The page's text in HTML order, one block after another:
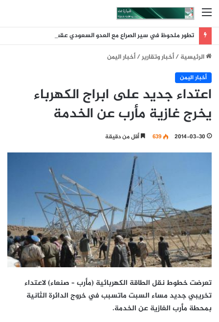
القائمة
الرئيسية/أخبار وتقارير/أخبار اليمن
أخبار اليمن
اعتداء جديد على ابراج الكهرباء
يخرج غازية مأرب عن الخدمة
2014-03-30
639 أقل من دقيقة
تعرضت خطوط نقل الطاقة الكهربائية (مأرب – صنعاء) لاعتداء
تخريبي جديد مساء السبت ماتسبب في خروج الدائرة الثانية
بمحطة مأرب الغازية عن الخدمة.